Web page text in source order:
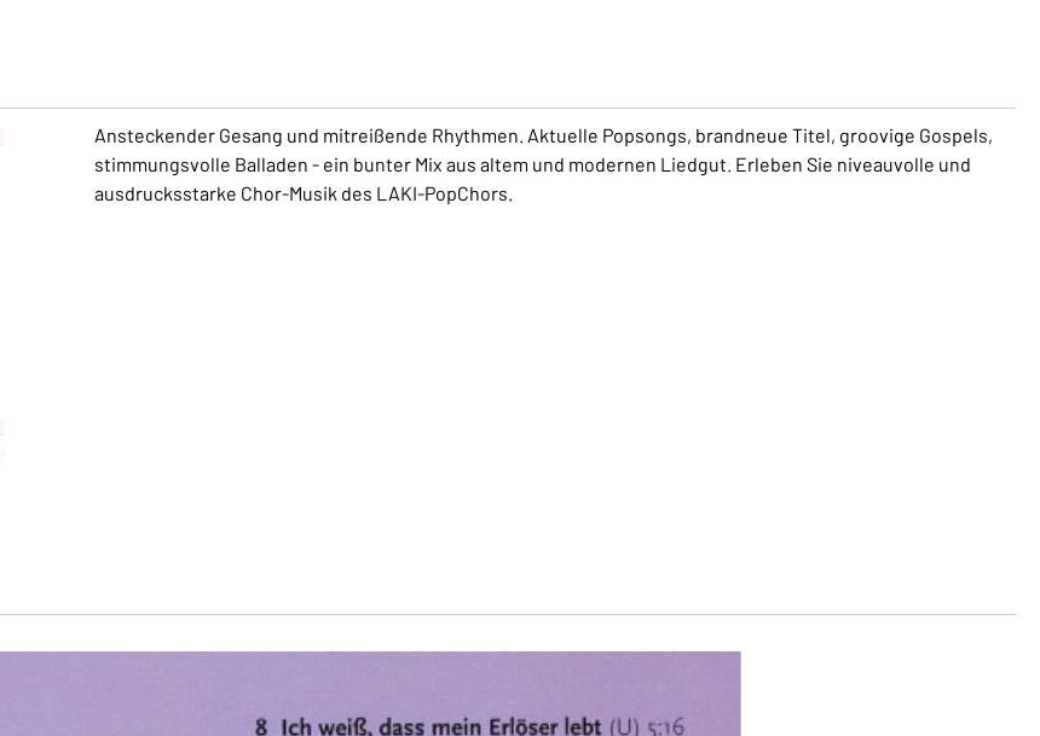
Ansteckender Gesang und mitreißende Rhythmen. Aktuelle Popsongs, brandneue Titel, groovige Gospels,
stimmungsvolle Balladen - ein bunter Mix aus altem und modernen Liedgut. Erleben Sie niveauvolle und
ausdrucksstarke Chor-Musik des LAKI-PopChors.